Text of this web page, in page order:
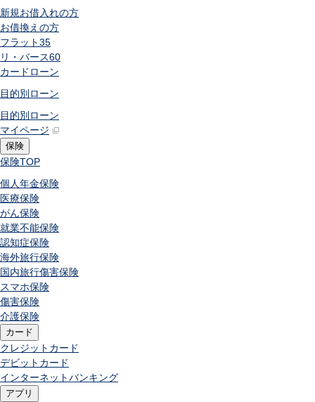
新規お借入れの方
お借換えの方
フラット35
リ・バース60
カードローン
目的別ローン
目的別ローン
マイページ
保険
保険TOP
個人年金保険
医療保険
がん保険
就業不能保険
認知症保険
海外旅行保険
国内旅行傷害保険
スマホ保険
傷害保険
介護保険
カード
クレジットカード
デビットカード
インターネットバンキング
アプリ